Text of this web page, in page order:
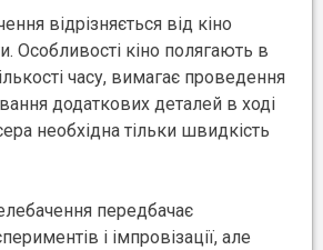
відрізняється від кіно
Особливості кіно полягають в
часу, вимагає проведення
додаткових деталей в ході
необхідна тільки швидкість
передбачає
і імпровізації, але